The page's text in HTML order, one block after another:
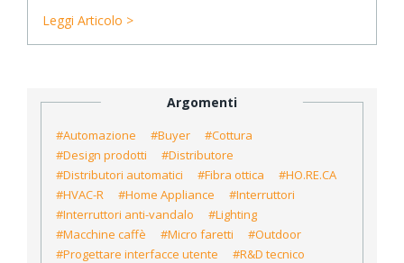
Leggi Articolo >
Argomenti
#Automazione #Buyer
#Cottura
#Design prodotti
#Distributore
#Distributori automatici
#Fibra ottica
#HO.RE.CA
#HVAC-R
#Home Appliance
#Interruttori
#Interruttori anti-vandalo
#Lighting
#Macchine caffè
#Micro faretti
#Outdoor
#Progettare interfacce utente
#R&D tecnico